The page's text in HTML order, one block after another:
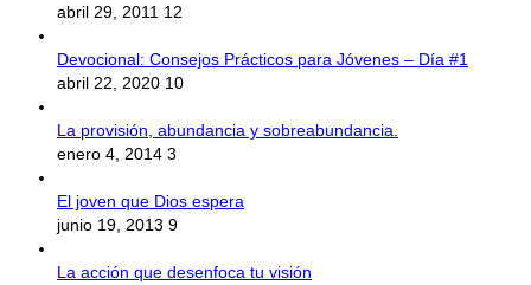
abril 29, 2011 12
Devocional: Consejos Prácticos para Jóvenes – Día #1
abril 22, 2020 10
La provisión, abundancia y sobreabundancia.
enero 4, 2014 3
El joven que Dios espera
junio 19, 2013 9
La acción que desenfoca tu visión